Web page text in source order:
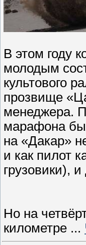
В этом году
молодым
культового
прозвище
менеджера.
марафона
на «Дакар»
и как пилот
грузовики),
Но на
километре ...